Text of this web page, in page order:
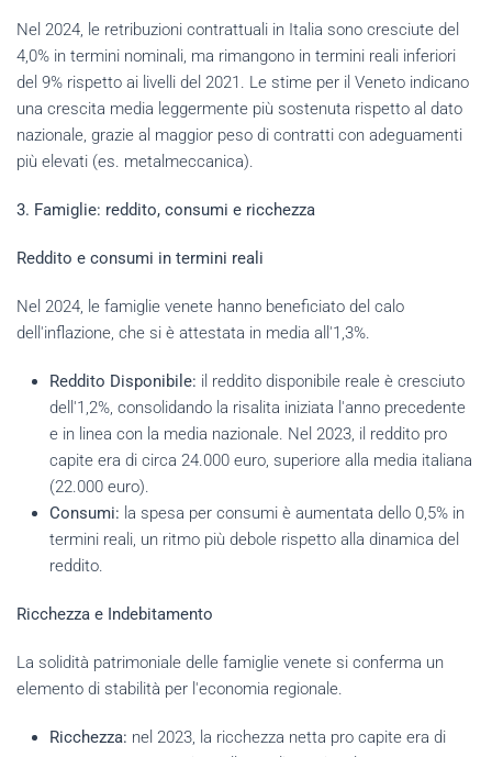
Nel 2024, le retribuzioni contrattuali in Italia sono cresciute del
4,0% in termini nominali, ma rimangono in termini reali inferiori
del 9% rispetto ai livelli del 2021. Le stime per il Veneto indicano
una crescita media leggermente più sostenuta rispetto al dato
nazionale, grazie al maggior peso di contratti con adeguamenti
più elevati (es. metalmeccanica).
3. Famiglie: reddito, consumi e ricchezza
Reddito e consumi in termini reali
Nel 2024, le famiglie venete hanno beneficiato del calo
dell'inflazione, che si è attestata in media all'1,3%.
Reddito Disponibile: il reddito disponibile reale è cresciuto
dell'1,2%, consolidando la risalita iniziata l'anno precedente
e in linea con la media nazionale. Nel 2023, il reddito pro
capite era di circa 24.000 euro, superiore alla media italiana
(22.000 euro).
Consumi: la spesa per consumi è aumentata dello 0,5% in
termini reali, un ritmo più debole rispetto alla dinamica del
reddito.
Ricchezza e Indebitamento
La solidità patrimoniale delle famiglie venete si conferma un
elemento di stabilità per l'economia regionale.
Ricchezza: nel 2023, la ricchezza netta pro capite era di